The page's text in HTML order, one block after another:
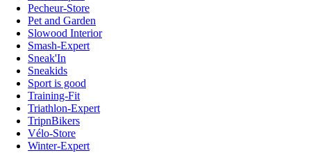
Pecheur-Store
Pet and Garden
Slowood Interior
Smash-Expert
Sneak'In
Sneakids
Sport is good
Training-Fit
Triathlon-Expert
TripnBikers
Vélo-Store
Winter-Expert